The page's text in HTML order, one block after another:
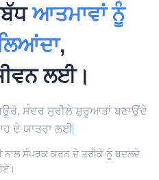
ਆਤਮਾਵਾਂ ਨੂੰ
,
ਲਈ।
ਸੰਦਰ ਸੁਰੀਲੇ ਸ਼ੁਰੂਆਤਾਂ ਬਣਾਉਂਦੇ
ਦੇ ਯਾਤਰਾ ਲਈ
ਨਾਲ ਸੰਪਰਕ ਕਰਨ ਦੇ ਤਰੀਕੇ ਨੂੰ ਬਦਲਦੇ